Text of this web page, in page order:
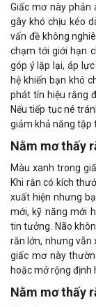
Giấc mơ này
gây khó chịu kéo
vấn đề không
chạm tới giới hạn
góp ý lặp lại, áp
hệ khiến bạn khó
phát tín hiệu rằng
Nếu tiếp tục né
giảm khả năng tập
Nằm mơ thấy
Màu xanh trong
Khi rắn có kích
xuất hiện nhưng
mới, kỹ năng mới
tin tưởng. Não
rắn lớn, nhưng vẫn
giấc mơ này
hoặc mở rộng định
Nằm mơ thấy